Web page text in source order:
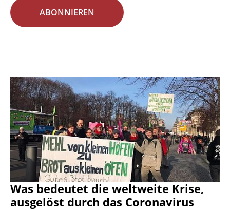
ABONNIEREN
Was bedeutet die weltweite Krise,
ausgelöst durch das Coronavirus